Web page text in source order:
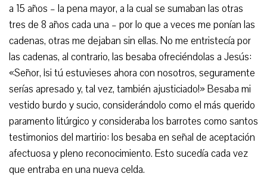
a 15 años – la pena mayor, a la cual se sumaban las otras
tres de 8 años cada una – por lo que a veces me ponían las
cadenas, otras me dejaban sin ellas. No me entristecía por
las cadenas, al contrario, las besaba ofreciéndolas a Jesús:
«Señor, ¡si tú estuvieses ahora con nosotros, seguramente
serías apresado y, tal vez, también ajusticiado!» Besaba mi
vestido burdo y sucio, considerándolo como el más querido
paramento litúrgico y consideraba los barrotes como santos
testimonios del martirio: los besaba en señal de aceptación
afectuosa y pleno reconocimiento. Esto sucedía cada vez
que entraba en una nueva celda.